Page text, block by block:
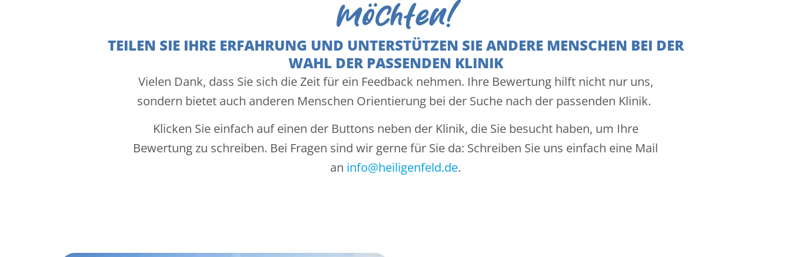
möchten!
TEILEN SIE IHRE ERFAHRUNG UND UNTERSTÜTZEN SIE ANDERE MENSCHEN BEI DER
WAHL DER PASSENDEN KLINIK
Vielen Dank, dass Sie sich die Zeit für ein Feedback nehmen. Ihre Bewertung hilft nicht nur uns,
sondern bietet auch anderen Menschen Orientierung bei der Suche nach der passenden Klinik.
Klicken Sie einfach auf einen der Buttons neben der Klinik, die Sie besucht haben, um Ihre
Bewertung zu schreiben. Bei Fragen sind wir gerne für Sie da: Schreiben Sie uns einfach eine Mail
an info@heiligenfeld.de.